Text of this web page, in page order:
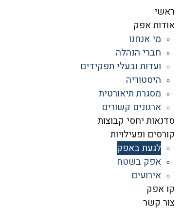
ראשי
אודות אפק
מי אנחנו
חברי הנהלה
ועדות ובעלי תפקידים
היסטוריה
מסגרת תיאורטית
ארגונים קשורים
סדנאות יחסי קבוצות
קורסים ופעילויות
לגעת באפק
אפק בשטח
אירועים
קו אפק
צור קשר